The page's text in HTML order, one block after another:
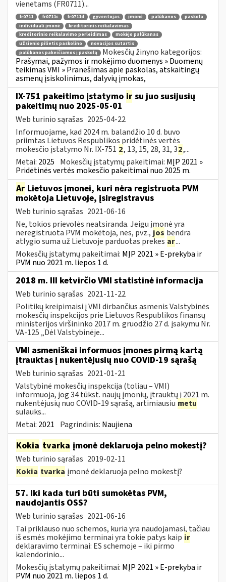
vienetams (FR0711)...
fr0711 fr0711c fr0711d gyventojas įmonė palūkanos
paskola
individuali įmonė
kreditorinis reikalavimas
kreditorinio reikalavimo perleidimas
mokėjo palūkanas
užsienio pilietis paskolino
novacijos sutartis
palūkanos pakeičiamos į paskolą
Mokesčių žinyno kategorijos:
Prašymai, pažymos ir mokėjimo duomenys » Duomenų
teikimas VMI » Pranešimas apie paskolas, atskaitingų
asmenų įsiskolinimus, dalyvių įmokas,
IX-751 pakeitimo įstatymo ir su juo susijusių
pakeitimų nuo 2025-05-01
Web turinio sąrašas 2025-04-22
Informuojame, kad 2024 m. balandžio 10 d. buvo
priimtas Lietuvos Respublikos pridėtinės vertės
mokesčio įstatymo Nr. IX-751 2, 13, 15, 28, 31, 32,...
Metai: 2025 Mokesčių įstatymų pakeitimai: MĮP 2021 »
Pridėtinės vertės mokesčio pakeitimai nuo 2025 m.
Ar Lietuvos įmonei, kuri nėra registruota PVM
mokėtoja Lietuvoje, įsiregistravus
Web turinio sąrašas 2021-06-16
Ne, tokios prievolės neatsiranda. Jeigu įmonė yra
neregistruota PVM mokėtoja, nes, pvz., jos bendra
atlygio suma už Lietuvoje parduotas prekes ar...
Mokesčių įstatymų pakeitimai: MĮP 2021 » E-prekyba ir
PVM nuo 2021 m. liepos 1 d.
2018 m. III ketvirčio VMI statistinė informacija
Web turinio sąrašas 2021-11-22
Politikų kreipimaisi į VMI dirbančius asmenis Valstybinės
mokesčių inspekcijos prie Lietuvos Respublikos finansų
ministerijos viršininko 2017 m. gruodžio 27 d. įsakymu Nr.
VA-125 „Dėl Valstybinėje...
VMI asmeniškai informuos įmones pirmą kartą
įtrauktas į nukentėjusių nuo COVID-19 sąrašą
Web turinio sąrašas 2021-01-21
Valstybinė mokesčių inspekcija (toliau – VMI)
informuoja, jog 34 tūkst. naujų įmonių, įtrauktų į 2021 m.
nukentėjusių nuo COVID-19 sąrašą, artimiausiu metu
sulauks...
Metai: 2021 Pagrindinis: Naujiena
Kokia tvarka įmonė deklaruoja pelno mokestį?
Web turinio sąrašas 2019-02-11
Kokia tvarka įmonė deklaruoja pelno mokestį?
57. Iki kada turi būti sumokėtas PVM,
naudojantis OSS?
Web turinio sąrašas 2021-06-16
Tai priklauso nuo schemos, kuria yra naudojamasi, tačiau
iš esmės mokėjimo terminai yra tokie patys kaip ir
deklaravimo terminai: ES schemoje – iki pirmo
kalendorinio...
Mokesčių įstatymų pakeitimai: MĮP 2021 » E-prekyba ir
PVM nuo 2021 m. liepos 1 d.